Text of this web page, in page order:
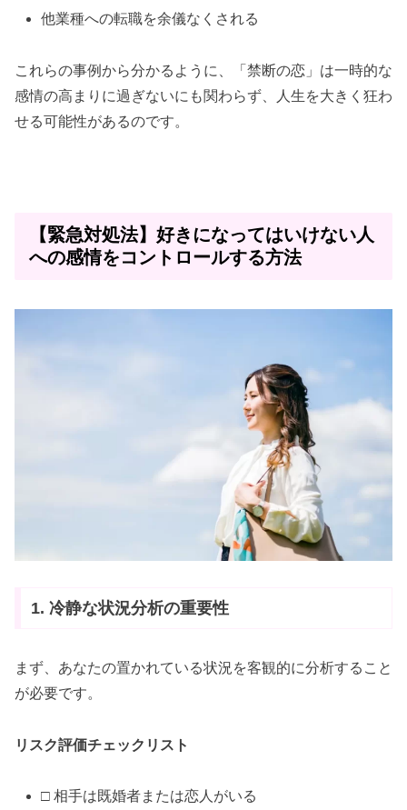
他業種への転職を余儀なくされる
これらの事例から分かるように、「禁断の恋」は一時的な
感情の高まりに過ぎないにも関わらず、人生を大きく狂わ
せる可能性があるのです。
【緊急対処法】好きになってはいけない人
への感情をコントロールする方法
1. 冷静な状況分析の重要性
まず、あなたの置かれている状況を客観的に分析すること
が必要です。
リスク評価チェックリスト
□ 相手は既婚者または恋人がいる